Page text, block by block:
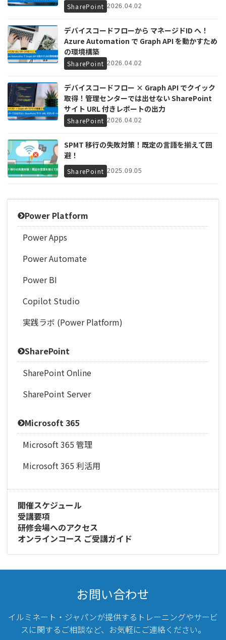
SharePoint 2026.04.02
デバイスコードフローから マネージドID へ！
Azure Automation で Graph API を動かすため
の環境構築
SharePoint 2026.04.02
デバイスコードフロー × Graph API でクイック
取得！管理センターでは出せない SharePoint
サイト URL 付きレポートの出力
SharePoint 2026.04.02
SPMT 移行の失敗対策！既定の言語を揃えて回
避！
SharePoint 2025.09.05
Power Platform
Power Apps
Power Automate
Power BI
Copilot Studio
実践ラボ (Power Platform)
SharePoint
SharePoint Online
SharePoint Server
Microsoft 365
Microsoft 365 管理
Microsoft 365 利活用
開催スケジュール
受講要項
研修会場へのアクセス
オンラインコース ご受講ガイド
お問い合わせ
イルミネート・ジャパンが提供するトレーニングやサービ
スに関するご相談など、 お気軽にご連絡ください。